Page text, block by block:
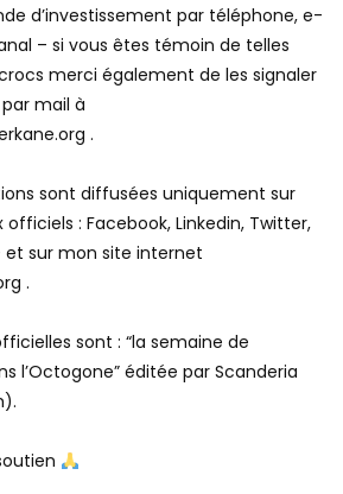
d’investissement par téléphone, e-
– si vous êtes témoin de telles
merci également de les signaler
mail à
.
sont diffusées uniquement sur
: Facebook, Linkedin, Twitter,
et sur mon site internet
.
sont : “la semaine de
l’Octogone” éditée par Scanderia